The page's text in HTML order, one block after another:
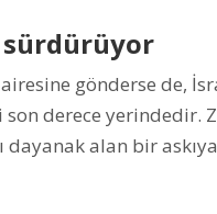
sürdürüyor
gönderse de,
derece yerindedir.
dayanak alan bir